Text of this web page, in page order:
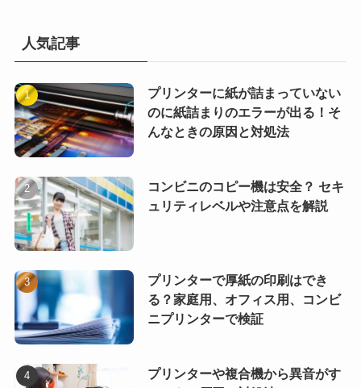
人気記事
プリンターに紙が詰まっていない
のに紙詰まりのエラーが出る！そ
んなときの原因と対処法
コンビニのコピー機は安全？ セキ
ュリティレベルや注意点を解説
プリンターで厚紙の印刷はでき
る？家庭用、オフィス用、コンビ
ニプリンターで検証
プリンターや複合機から異音がす